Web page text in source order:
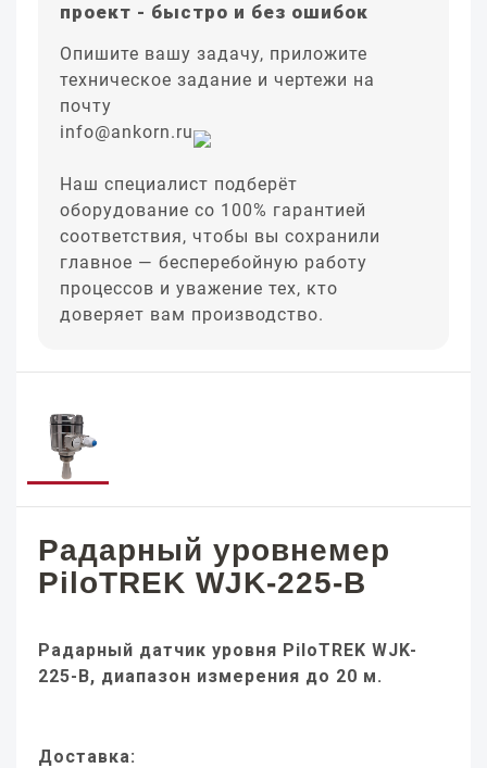
проект - быстро и без ошибок
Опишите вашу задачу, приложите
техническое задание и чертежи на
почту
info@ankorn.ru
Наш специалист подберёт
оборудование со 100% гарантией
соответствия, чтобы вы сохранили
главное — бесперебойную работу
процессов и уважение тех, кто
доверяет вам производство.
Радарный уровнемер
PiloTREK WJK-225-B
Радарный датчик уровня PiloTREK WJK-
225-B, диапазон измерения до 20 м.
Доставка: